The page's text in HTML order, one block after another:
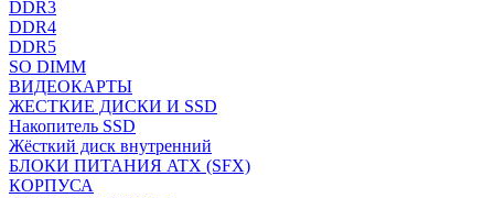
DDR3
DDR4
DDR5
SO DIMM
ВИДЕОКАРТЫ
ЖЕСТКИЕ ДИСКИ И SSD
Накопитель SSD
Жёсткий диск внутренний
БЛОКИ ПИТАНИЯ ATX (SFX)
КОРПУСА